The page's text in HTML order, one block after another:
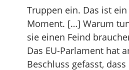
Truppen ein. Das ist
Moment. […] Warum
sie einen Feind
Das EU-Parlament hat
Beschluss gefasst,